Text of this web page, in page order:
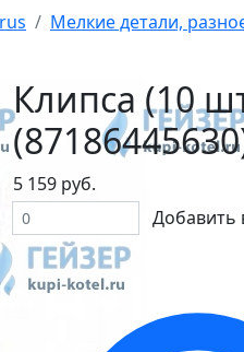
Мелкие детали,
Клипса (10
5 159 руб.
Добавить